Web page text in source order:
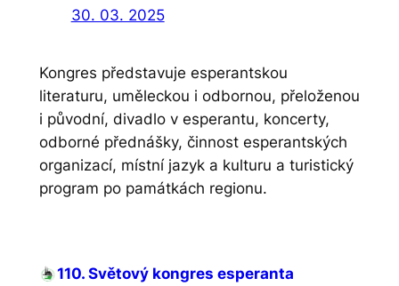
30. 03. 2025
Kongres představuje esperantskou
literaturu, uměleckou i odbornou, přeloženou
i původní, divadlo v esperantu, koncerty,
odborné přednášky, činnost esperantských
organizací, místní jazyk a kulturu a turistický
program po památkách regionu.
110. Světový kongres esperanta